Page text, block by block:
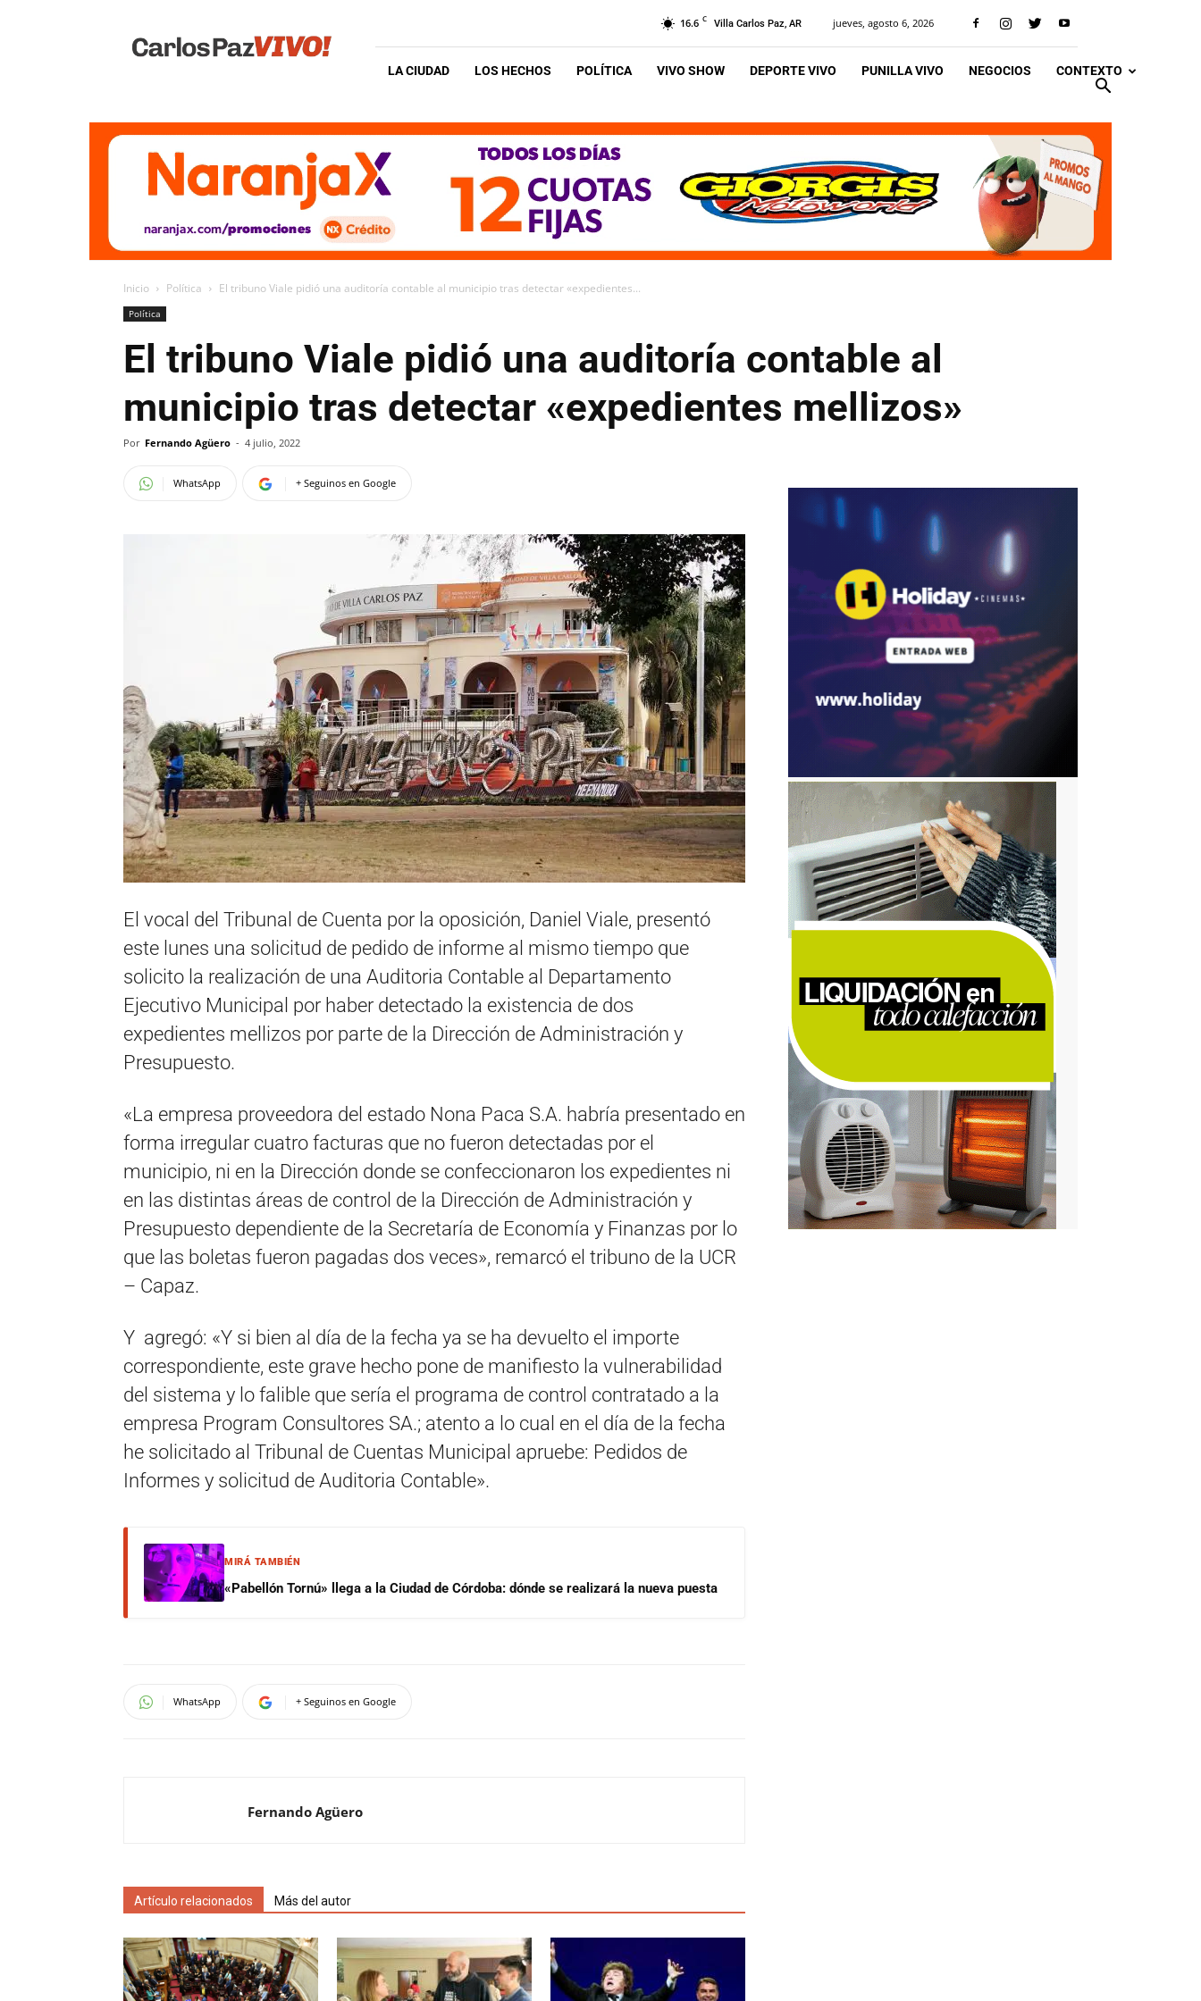
Vivo
16.6 C Villa Carlos Paz, AR jueves, agosto 6, 2026
LA CIUDAD LOS HECHOS POLÍTICA VIVO SHOW DEPORTE VIVO PUNILLA VIVO NEGOCIOS CONTEXTO
Inicio Política El tribuno Viale pidió una auditoría contable al municipio tras detectar «expedientes...
Política
El tribuno Viale pidió una auditoría contable al
municipio tras detectar «expedientes mellizos»
Por Fernando Agüero - 4 julio, 2022
WhatsApp + Seguinos en Google
El vocal del Tribunal de Cuenta por la oposición, Daniel Viale, presentó
este lunes una solicitud de pedido de informe al mismo tiempo que
solicito la realización de una Auditoria Contable al Departamento
Ejecutivo Municipal por haber detectado la existencia de dos
expedientes mellizos por parte de la Dirección de Administración y
Presupuesto.
«La empresa proveedora del estado Nona Paca S.A. habría presentado en
forma irregular cuatro facturas que no fueron detectadas por el
municipio, ni en la Dirección donde se confeccionaron los expedientes ni
en las distintas áreas de control de la Dirección de Administración y
Presupuesto dependiente de la Secretaría de Economía y Finanzas por lo
que las boletas fueron pagadas dos veces», remarcó el tribuno de la UCR
– Capaz.
Y agregó: «Y si bien al día de la fecha ya se ha devuelto el importe
correspondiente, este grave hecho pone de manifiesto la vulnerabilidad
del sistema y lo falible que sería el programa de control contratado a la
empresa Program Consultores SA.; atento a lo cual en el día de la fecha
he solicitado al Tribunal de Cuentas Municipal apruebe: Pedidos de
Informes y solicitud de Auditoria Contable».
MIRÁ TAMBIÉN
«Pabellón Tornú» llega a la Ciudad de Córdoba: dónde se realizará la nueva puesta
WhatsApp + Seguinos en Google
Fernando Agüero
Artículo relacionados Más del autor